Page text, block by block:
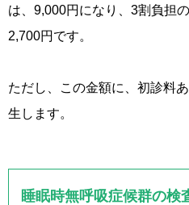
は、9,000円になり、3割負担
2,700円です。
ただし、この金額に、初診料
生します。
睡眠時無呼吸症候群の検